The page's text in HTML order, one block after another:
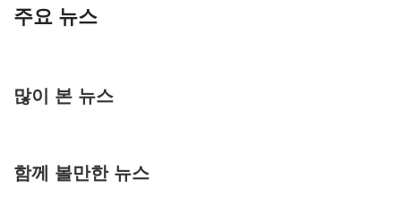
주요 뉴스
많이 본 뉴스
함께 볼만한 뉴스